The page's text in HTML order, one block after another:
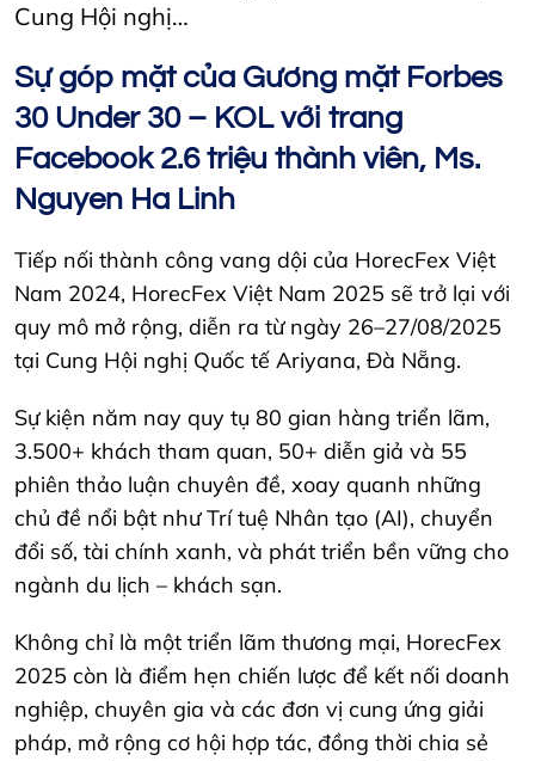
Cung Hội nghị…
Sự góp mặt của Gương mặt Forbes
30 Under 30 – KOL với trang
Facebook 2.6 triệu thành viên, Ms.
Nguyen Ha Linh
Tiếp nối thành công vang dội của HorecFex Việt
Nam 2024, HorecFex Việt Nam 2025 sẽ trở lại với
quy mô mở rộng, diễn ra từ ngày 26–27/08/2025
tại Cung Hội nghị Quốc tế Ariyana, Đà Nẵng.
Sự kiện năm nay quy tụ 80 gian hàng triển lãm,
3.500+ khách tham quan, 50+ diễn giả và 55
phiên thảo luận chuyên đề, xoay quanh những
chủ đề nổi bật như Trí tuệ Nhân tạo (AI), chuyển
đổi số, tài chính xanh, và phát triển bền vững cho
ngành du lịch – khách sạn.
Không chỉ là một triển lãm thương mại, HorecFex
2025 còn là điểm hẹn chiến lược để kết nối doanh
nghiệp, chuyên gia và các đơn vị cung ứng giải
pháp, mở rộng cơ hội hợp tác, đồng thời chia sẻ